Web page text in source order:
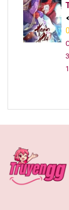
0